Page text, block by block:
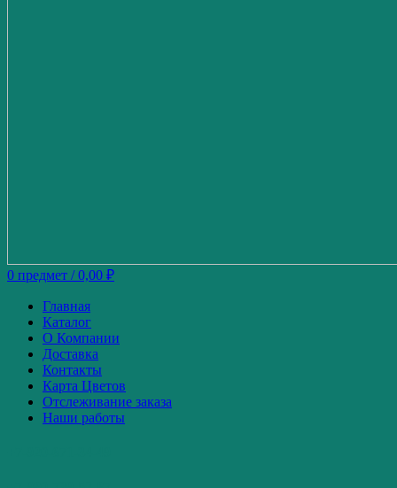
0 предмет / 0,00 ₽
Главная
Каталог
О Компании
Доставка
Контакты
Карта Цветов
Отслеживание заказа
Наши работы